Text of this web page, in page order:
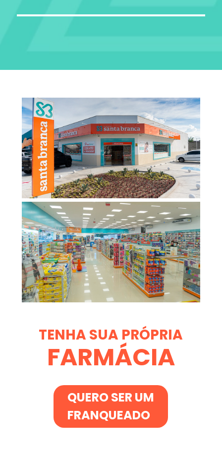
TENHA SUA PRÓPRIA
FARMÁCIA
QUERO SER UM
FRANQUEADO